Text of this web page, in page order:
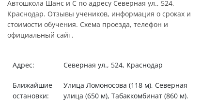
Автошкола Шанс и С по адресу Северная ул., 524,
Краснодар. Отзывы учеников, информация о сроках и
стоимости обучения. Схема проезда, телефон и
официальный сайт.
Адрес: Северная ул., 524, Краснодар
Ближайшие
остановки:
Улица Ломоносова (118 м), Северная
улица (650 м), Табаккомбинат (860 м).